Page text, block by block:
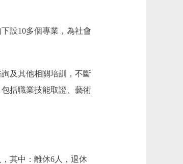
設10多個專業，為社會
及其他相關培訓，不斷
括職業技能取證、藝術
其中：離休6人，退休